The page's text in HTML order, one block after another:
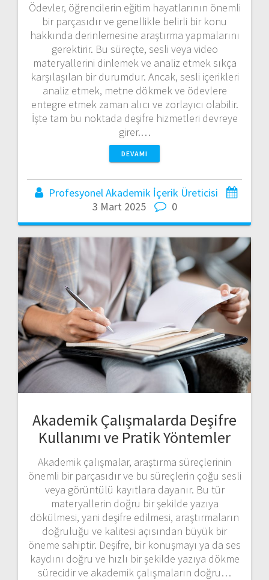
Ödevler, öğrencilerin eğitim hayatlarının önemli
bir parçasıdır ve genellikle belirli bir konu
hakkında derinlemesine araştırma yapmalarını
gerektirir. Bu süreçte, sesli veya video
materyallerini dinlemek ve analiz etmek sıkça
karşılaşılan bir durumdur. Ancak, sesli içerikleri
analiz etmek, metne dökmek ve ödevlere
entegre etmek zaman alıcı ve zorlayıcı olabilir.
İşte tam bu noktada deşifre hizmetleri devreye
girer.…
DEVAMI
Profesyonel Akademik İçerik Üreticisi
3 Mart 2025
0
Akademik Çalışmalarda Deşifre
Kullanımı ve Pratik Yöntemler
Akademik çalışmalar, araştırma süreçlerinin
önemli bir parçasıdır ve bu süreçlerin çoğu sesli
veya görüntülü kayıtlara dayanır. Bu tür
materyallerin doğru bir şekilde yazıya
dökülmesi, yani deşifre edilmesi, araştırmaların
doğruluğu ve kalitesi açısından büyük bir
öneme sahiptir. Deşifre, bir konuşmayı ya da ses
kaydını doğru ve hızlı bir şekilde yazıya dökme
sürecidir ve akademik çalışmaların doğru…